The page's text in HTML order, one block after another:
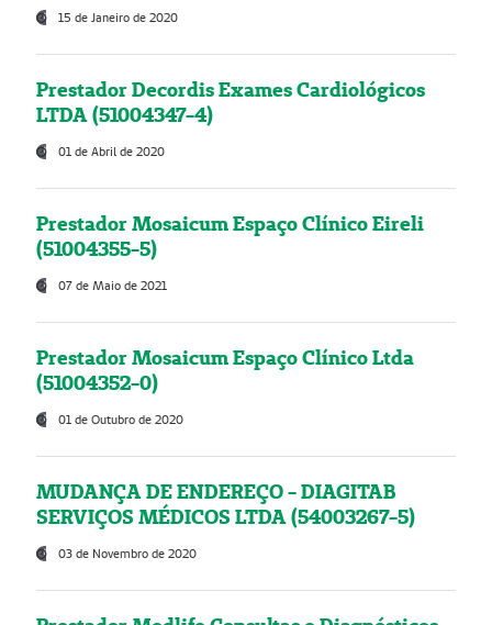
15 de Janeiro de 2020
Prestador Decordis Exames Cardiológicos
LTDA (51004347-4)
01 de Abril de 2020
Prestador Mosaicum Espaço Clínico Eireli
(51004355-5)
07 de Maio de 2021
Prestador Mosaicum Espaço Clínico Ltda
(51004352-0)
01 de Outubro de 2020
MUDANÇA DE ENDEREÇO - DIAGITAB
SERVIÇOS MÉDICOS LTDA (54003267-5)
03 de Novembro de 2020